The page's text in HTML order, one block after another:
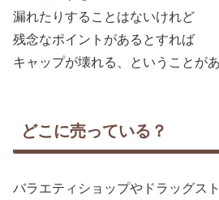
漏れたりすることはないけれど
残念なポイントがあるとすれば
キャップが壊れる、ということが
どこに売っている？
バラエティショップやドラッグス